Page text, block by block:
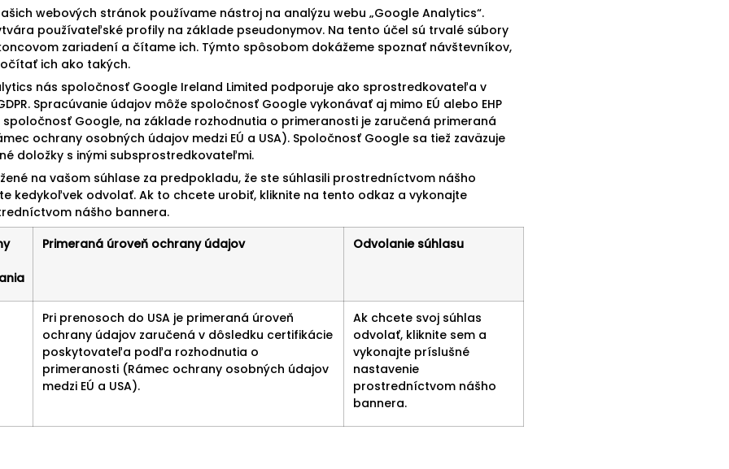
webových stránok používame nástroj na analýzu webu „Google Analytics“.
používateľské profily na základe pseudonymov. Na tento účel sú trvalé súbory
zariadení a čítame ich. Týmto spôsobom dokážeme spoznať návštevníkov,
ich ako takých.
nás spoločnosť Google Ireland Limited podporuje ako sprostredkovateľa v
Spracúvanie údajov môže spoločnosť Google vykonávať aj mimo EÚ alebo EHP
spoločnosť Google, na základe rozhodnutia o primeranosti je zaručená primeraná
ochrany osobných údajov medzi EÚ a USA). Spoločnosť Google sa tiež zaväzuje
doložky s inými subsprostredkovateľmi.
na vašom súhlase za predpokladu, že ste súhlasili prostredníctvom nášho
kedykoľvek odvolať. Ak to chcete urobiť, kliknite na tento odkaz a vykonajte
nášho bannera.
Primeraná úroveň ochrany údajov Odvolanie súhlasu
Pri prenosoch do USA je primeraná úroveň
ochrany údajov zaručená v dôsledku certifikácie
poskytovateľa podľa rozhodnutia o
primeranosti (Rámec ochrany osobných údajov
medzi EÚ a USA).
Ak chcete svoj súhlas
odvolať, kliknite sem a
vykonajte príslušné
nastavenie
prostredníctvom nášho
bannera.